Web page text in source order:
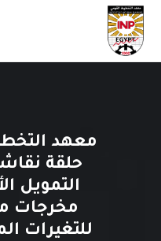
معهد
حلقة
التمويل
مخرجات